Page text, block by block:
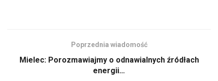
Poprzednia wiadomość
Mielec: Porozmawiajmy o odnawialnych źródłach
energii…